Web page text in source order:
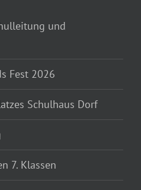
und
Fest 2026
Schulhaus Dorf
7. Klassen